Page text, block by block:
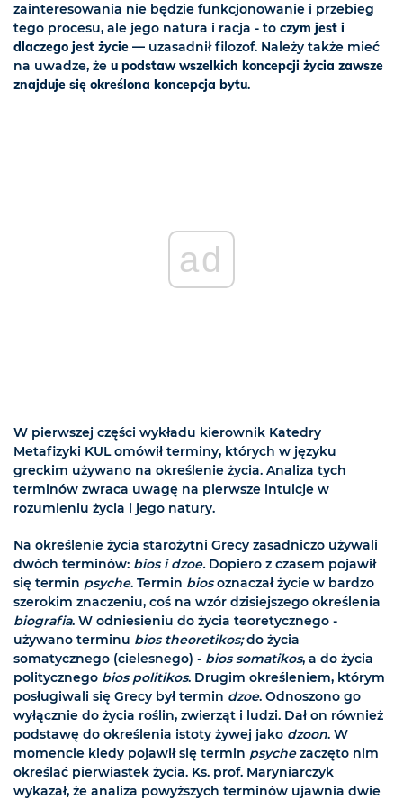
zainteresowania nie będzie funkcjonowanie i przebieg
tego procesu, ale jego natura i racja - to czym jest i
dlaczego jest życie — uzasadnił filozof. Należy także mieć
na uwadze, że u podstaw wszelkich koncepcji życia zawsze
znajduje się określona koncepcja bytu.
ad
W pierwszej części wykładu kierownik Katedry
Metafizyki KUL omówił terminy, których w języku
greckim używano na określenie życia. Analiza tych
terminów zwraca uwagę na pierwsze intuicje w
rozumieniu życia i jego natury.
Na określenie życia starożytni Grecy zasadniczo używali
dwóch terminów: bios i dzoe. Dopiero z czasem pojawił
się termin psyche. Termin biosoznaczał życie w bardzo
szerokim znaczeniu, coś na wzór dzisiejszego określenia
biografia. W odniesieniu do życia teoretycznego -
używano terminu bios theoretikos;do życia
somatycznego (cielesnego) - bios somatikos, a do życia
politycznego bios politikos. Drugim określeniem, którym
posługiwali się Grecy był termin dzoe. Odnoszono go
wyłącznie do życia roślin, zwierząt i ludzi. Dał on również
podstawę do określenia istoty żywej jako dzoon. W
momencie kiedy pojawił się termin psychezaczęto nim
określać pierwiastek życia. Ks. prof. Maryniarczyk
wykazał, że analiza powyższych terminów ujawnia dwie